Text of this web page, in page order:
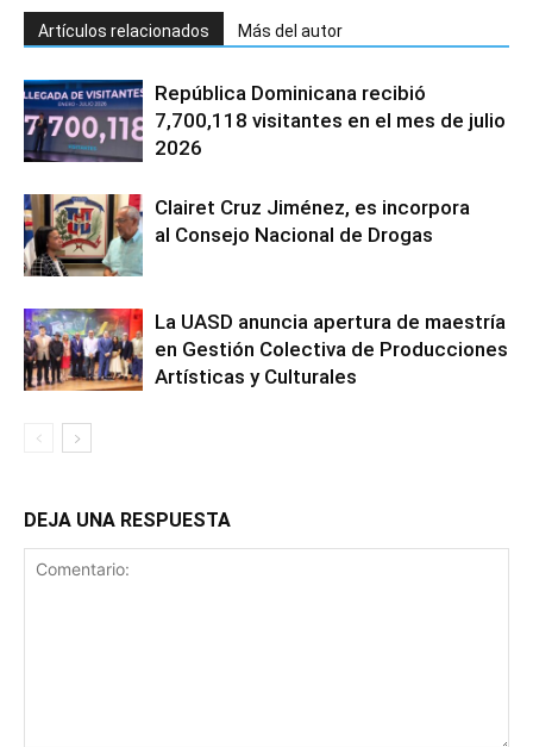
Artículos relacionados Más del autor
República Dominicana recibió
7,700,118 visitantes en el mes de julio
2026
Clairet Cruz Jiménez, es incorpora
al Consejo Nacional de Drogas
La UASD anuncia apertura de maestría
en Gestión Colectiva de Producciones
Artísticas y Culturales
DEJA UNA RESPUESTA